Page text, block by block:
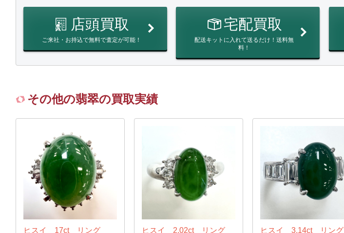
店頭買取
ご来社・お持込で無料で査定が可能！
宅配買取
配送キットに入れて送るだけ！送料無
料！
その他の翡翠の買取実績
ヒスイ 17ct リング ヒスイ 2.02ct リング ヒスイ 3.14ct リング